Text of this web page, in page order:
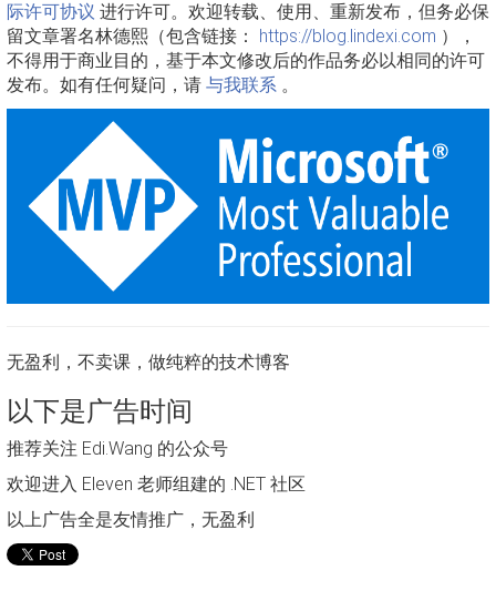
际许可协议 进行许可。欢迎转载、使用、重新发布，但务必保
留文章署名林德熙（包含链接： https://blog.lindexi.com ），
不得用于商业目的，基于本文修改后的作品务必以相同的许可
发布。如有任何疑问，请 与我联系 。
无盈利，不卖课，做纯粹的技术博客
以下是广告时间
推荐关注 Edi.Wang 的公众号
欢迎进入 Eleven 老师组建的 .NET 社区
以上广告全是友情推广，无盈利